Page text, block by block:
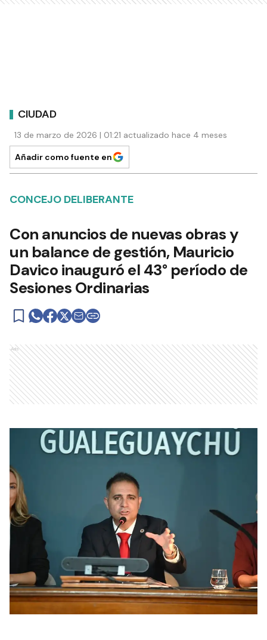
CIUDAD
13 de marzo de 2026 | 01:21 actualizado hace 4 meses
Añadir como fuente en
CONCEJO DELIBERANTE
Con anuncios de nuevas obras y
un balance de gestión, Mauricio
Davico inauguró el 43° período de
Sesiones Ordinarias
Ads